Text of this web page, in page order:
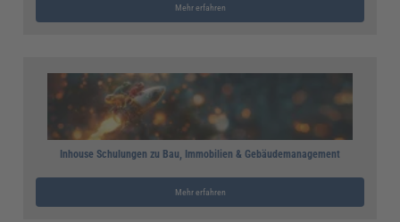
Mehr erfahren
Inhouse Schulungen zu Bau, Immobilien & Gebäudemanagement
Mehr erfahren